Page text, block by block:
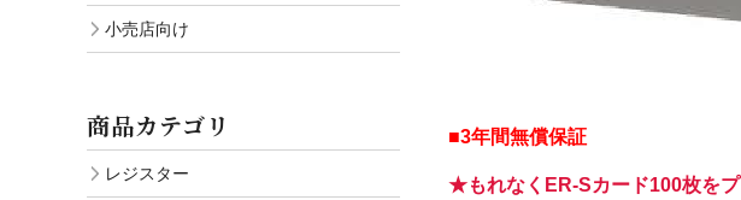
■3年間無償保証
★もれなくER-Sカード100枚を
小売店向け
商品カテゴリ
レジスター